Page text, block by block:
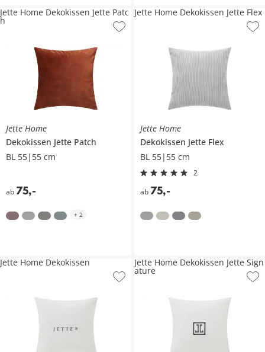
Jette Home
Dekokissen Jette Patch
BL 55|55 cm
ab 75,-
Jette Home Dekokissen Jette Patc
h
+ 2
Jette Home
Dekokissen Jette Flex
BL 55|55 cm
2
ab 75,-
Jette Home Dekokissen Jette Flex
Jette Home Dekokissen Jette Home Dekokissen Jette Sign
ature